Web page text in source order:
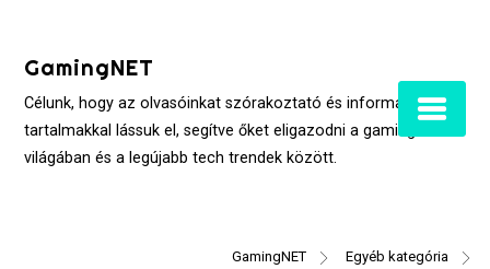
contentGamingNET
Célunk, hogy az olvasóinkat szórakoztató és informatív
tartalmakkal lássuk el, segítve őket eligazodni a gaming
világában és a legújabb tech trendek között.
GamingNET
Egyéb kategória